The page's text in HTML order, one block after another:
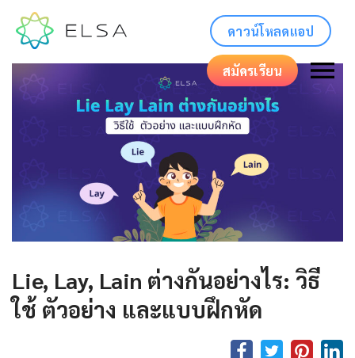
ดาวน์โหลดแอป
สมัครเรียน
Lie, Lay, Lain ต่างกันอย่างไร: วิธี
ใช้ ตัวอย่าง และแบบฝึกหัด